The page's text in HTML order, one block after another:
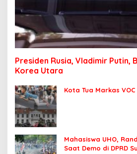
Presiden Rusia, Vladimir Putin,
Korea Utara
Kota Tua Markas VOC
Mahasiswa UHO,
Saat Demo di DPRD